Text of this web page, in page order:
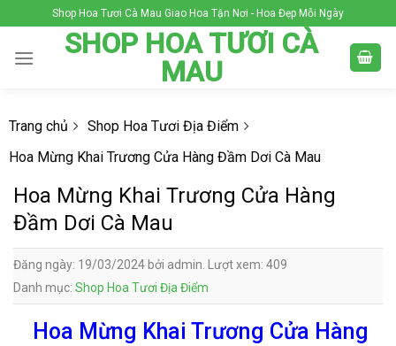
to
content
Shop Hoa Tươi Cà Mau Giao Hoa Tận Nơi - Hoa Đẹp Mỗi Ngày
SHOP HOA TƯƠI CÀ
MAU
Trang chủ
Shop Hoa Tươi Địa Điểm
Hoa Mừng Khai Trương Cửa Hàng Đầm Dơi Cà Mau
Hoa Mừng Khai Trương Cửa Hàng
Đầm Dơi Cà Mau
Đăng ngày: 19/03/2024 bởi admin. Lượt xem: 409
Danh mục: Shop Hoa Tươi Địa Điểm
Hoa Mừng Khai Trương Cửa Hàng